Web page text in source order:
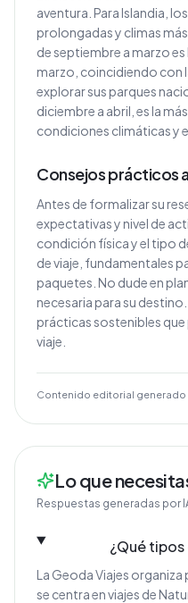
aventura. Para Islandia,
prolongadas y climas
de septiembre a marzo
marzo, coincidiendo con
explorar sus parques
diciembre a abril, es la
condiciones climáticas y
Consejos prácticos
Antes de formalizar su
expectativas y nivel de
condición física y el tipo
de viaje, fundamentales
paquetes. No dude en
necesaria para su
prácticas sostenibles
viaje.
Contenido editorial generado
Lo que
Respuestas generadas por
¿Qué
La Geoda Viajes
se centra en viajes de